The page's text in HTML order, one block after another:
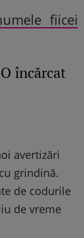
fiicei
încărcat
avertizări
grindină.
de codurile
de vreme